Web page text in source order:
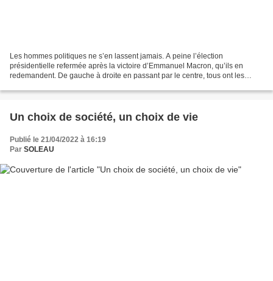
Les hommes politiques ne s’en lassent jamais. A peine l’élection
présidentielle refermée après la victoire d’Emmanuel Macron, qu’ils en
redemandent. De gauche à droite en passant par le centre, tous ont les
Un choix de société, un choix de vie
Publié le 21/04/2022 à 16:19
Par SOLEAU